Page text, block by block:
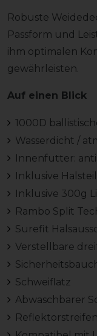
Robuste
Passform und
ihm optimalen
gewährleisten.
Auf einen Blick
1000D
Wasserdicht /
Innenfutter:
Inklusive
Inklusive 300g
Rambo Split
Surefit
Verstellbare
Schweiflatz
Abwaschbarer
Reflektorstreifen